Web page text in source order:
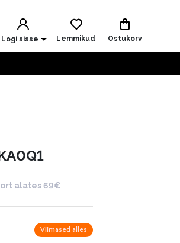
Logi sisse Lemmikud Ostukorv
alates 69€
Viimased alles